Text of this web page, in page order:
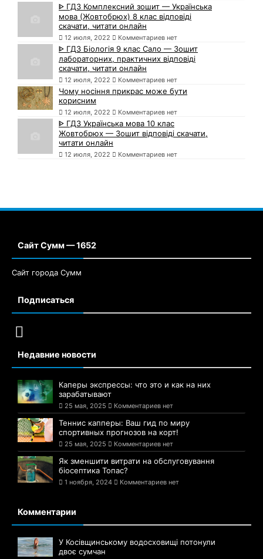
ᐈ ГДЗ Комплексний зошит — Українська
мова (Жовтобрюх) 8 клас відповіді
скачати, читати онлайн
12 июля, 2022 Комментариев нет
ᐈ ГДЗ Біологія 9 клас Сало — Зошит
лабораторних, практичних відповіді
скачати, читати онлайн
12 июля, 2022 Комментариев нет
Чому носіння прикрас може бути
корисним
12 июля, 2022 Комментариев нет
ᐈ ГДЗ Українська мова 10 клас
Жовтобрюх — Зошит відповіді скачати,
читати онлайн
12 июля, 2022 Комментариев нет
Сайт Сумм — 1652
Сайт города Сумм
Подписаться
Недавние новости
Каперы экспрессы: что это и как на них
зарабатывают
25 мая, 2025 Комментариев нет
Теннис капперы: Ваш гид по миру
спортивных прогнозов на корт!
25 мая, 2025 Комментариев нет
Як зменшити витрати на обслуговування
біосептика Топас?
1 ноября, 2024 Комментариев нет
Комментарии
У Косівщинському водосховищі потонули
двоє сумчан